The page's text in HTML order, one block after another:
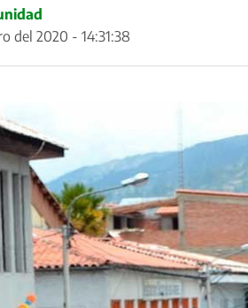
del 2020 - 14:31:38